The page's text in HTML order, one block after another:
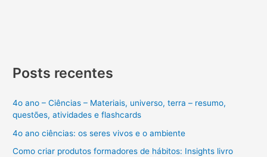
Posts recentes
4o ano – Ciências – Materiais, universo, terra – resumo,
questões, atividades e flashcards
4o ano ciências: os seres vivos e o ambiente
Como criar produtos formadores de hábitos: Insights livro